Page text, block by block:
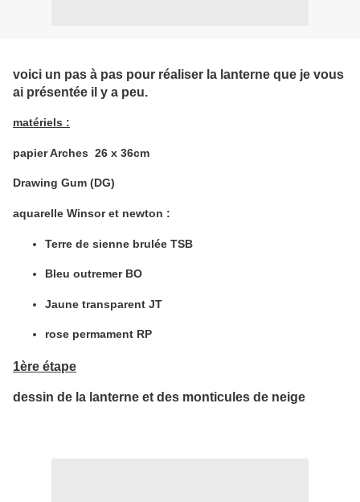
voici un pas à pas pour réaliser la lanterne que je vous
ai présentée il y a peu.
matériels :
papier Arches 26 x 36cm
Drawing Gum (DG)
aquarelle Winsor et newton :
Terre de sienne brulée TSB
Bleu outremer BO
Jaune transparent JT
rose permament RP
1ère étape
dessin de la lanterne et des monticules de neige